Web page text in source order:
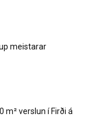
meistarar
m² verslun í Firði á